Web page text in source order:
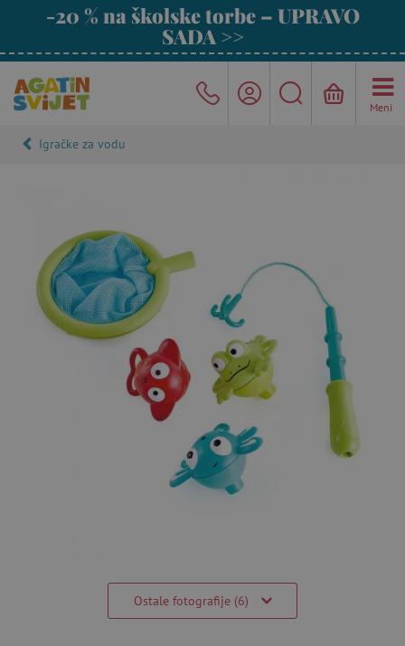
-20 % na školske torbe – UPRAVO
SADA >>
Meni
Igračke za vodu
Ostale fotografije (6)